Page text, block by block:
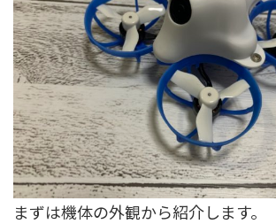
まずは機体の外観から紹介します。